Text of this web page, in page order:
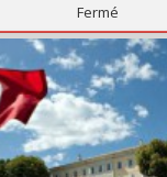
Fermé